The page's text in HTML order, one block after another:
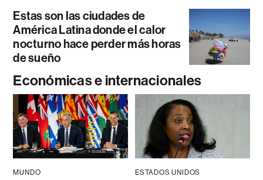
Estas son las ciudades de
América Latina donde el calor
nocturno hace perder más horas
de sueño
Económicas e internacionales
MUNDO ESTADOS UNIDOS